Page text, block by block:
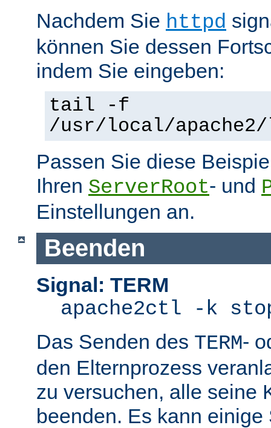
Nachdem Sie httpd
können Sie dessen
indem Sie eingeben:
tail -f
/usr/local/
Passen Sie diese
Ihren ServerRoot- und
Einstellungen an.
Beenden
Signal: TERM
apache2ctl -k
Das Senden des TERM-
den Elternprozess
zu versuchen, alle seine
beenden. Es kann